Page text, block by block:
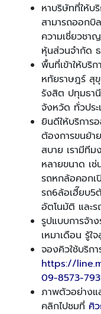
หาบริษัทที่ให้บ
สามารถออกบิ
ความเชี่ยวชา
หุ้นส่วนจำกัด
พื้นที่เข้าให้บริ
หทัยราษฎร์ สุ
รังสิต ปทุมธา
จังหวัด ทั่วประ
ยินดีให้บริกา
ต้องการขนย้า
สบาย เรามีที
หลายขนาด เ
รถหกล้อคอกเ
รถ6ล้อเฮี๊ยบ5
อัตโนมัติ และ
รูปแบบการจ้า
เหมาเดือน รู้
จองคิวใช้บริก
https://
09-8573-
ภาพตัวอย่างแ
คลิกไปชมที่ ศิ